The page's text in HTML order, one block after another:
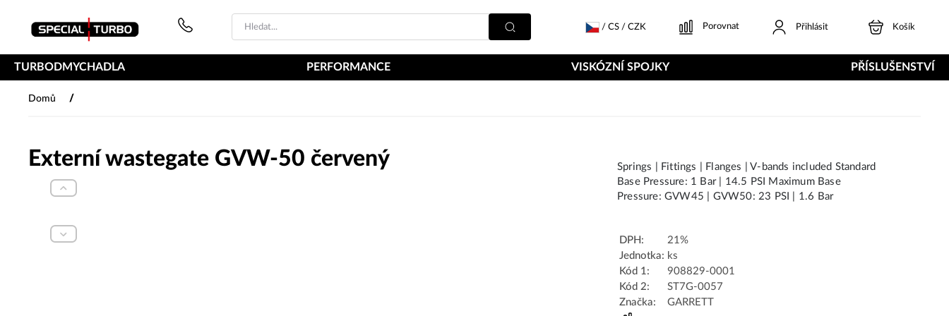
/ CS / CZK Porovnat Přihlásit Košík
TURBODMYCHADLA PERFORMANCE VISKÓZNÍ SPOJKY PŘÍSLUŠENSTVÍ
Domů /
Externí wastegate GVW-50 červený
Springs | Fittings | Flanges | V-bands included Standard
Base Pressure: 1 Bar | 14.5 PSI Maximum Base
Pressure: GVW45 | GVW50: 23 PSI | 1.6 Bar
DPH:
21%
Jednotka: ks
Kód 1:
908829-0001
Kód 2:
ST7G-0057
Značka:
GARRETT